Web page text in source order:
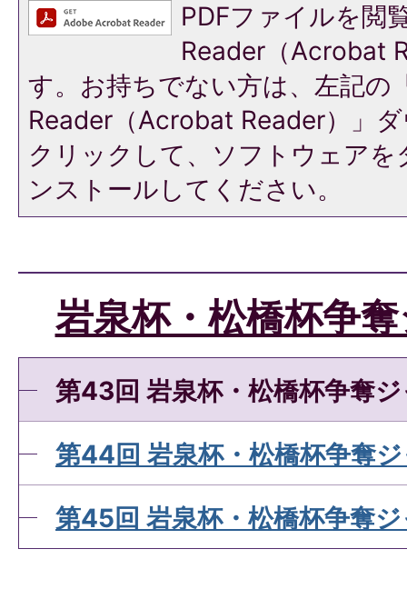
PDFファイルを閲
Reader（Acrobat
す。お持ちでない方は、左記の
Reader（Acrobat Reader）」
クリックして、ソフトウェア
ンストールしてください。
岩泉杯・松橋杯争
第43回 岩泉杯・松橋杯争奪
第44回 岩泉杯・松橋杯争奪
第45回 岩泉杯・松橋杯争奪